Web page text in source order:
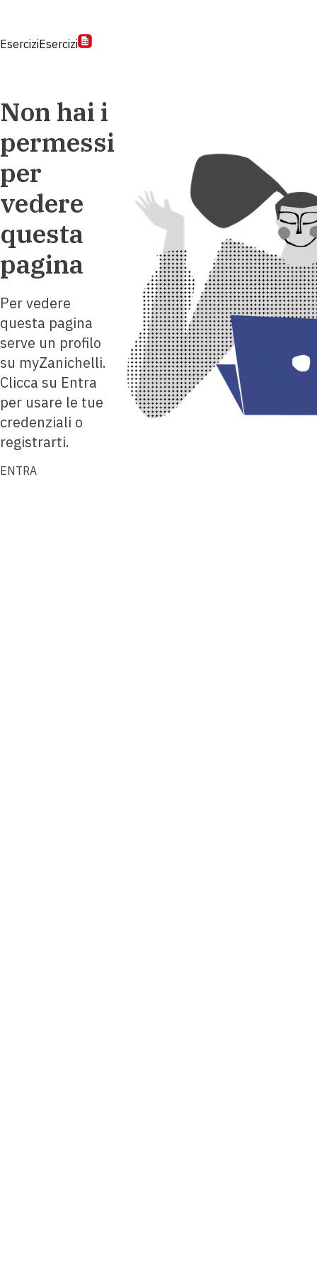
EserciziEsercizi
Non hai i
permessi
per
vedere
questa
pagina
Per vedere
questa pagina
serve un profilo
su myZanichelli.
Clicca su Entra
per usare le tue
credenziali o
registrarti.
ENTRA